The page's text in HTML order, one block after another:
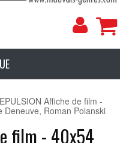
Mon
Affiche de film -
Roman Polanski
film - 40x54